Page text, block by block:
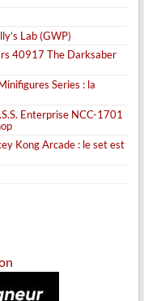
Lab (GWP)
40917 The Darksaber
Series : la
Enterprise NCC-1701
Kong Arcade : le set est